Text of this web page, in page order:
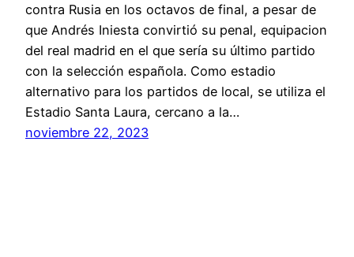
contra Rusia en los octavos de final, a pesar de
que Andrés Iniesta convirtió su penal, equipacion
del real madrid en el que sería su último partido
con la selección española. Como estadio
alternativo para los partidos de local, se utiliza el
Estadio Santa Laura, cercano a la…
noviembre 22, 2023